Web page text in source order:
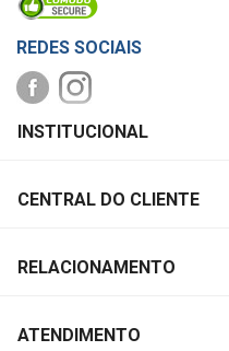
REDES SOCIAIS
PAGAMENTO
INSTITUCIONAL
CENTRAL DO CLIENTE
RELACIONAMENTO
ATENDIMENTO